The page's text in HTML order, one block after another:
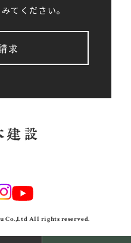
てください。
求
Co.,Ltd All rights reserved.